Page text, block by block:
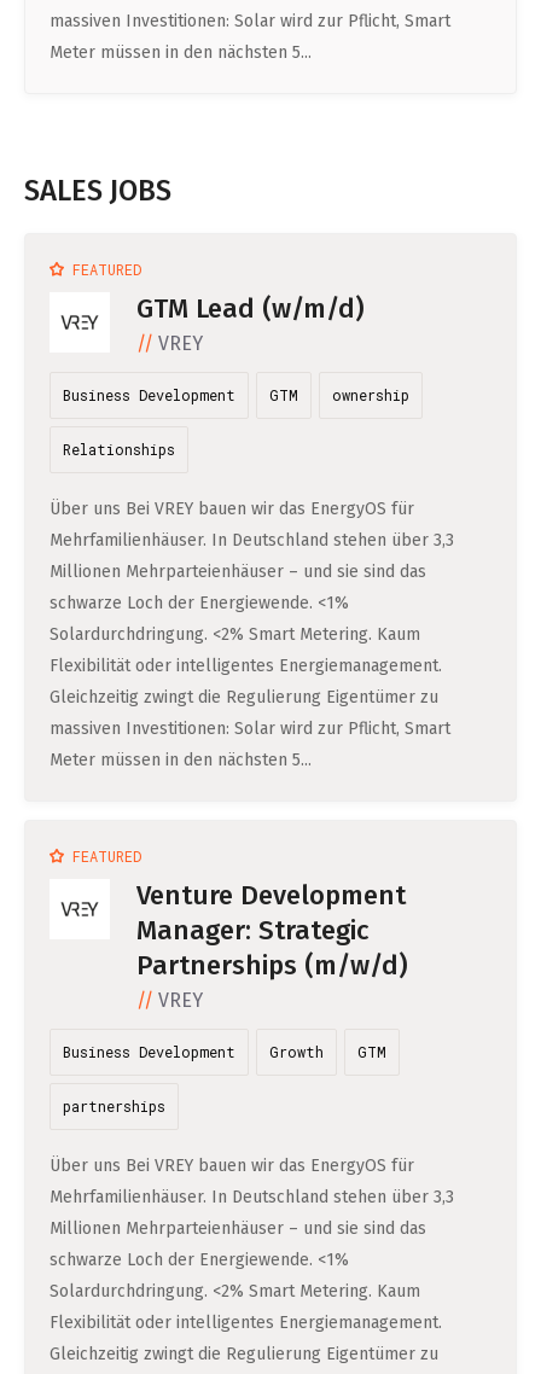
massiven Investitionen: Solar wird zur Pflicht, Smart
Meter müssen in den nächsten 5...
SALES JOBS
GTM Lead (w/m/d)
VREY
FEATURED
Business Development GTM ownership
Relationships
Über uns Bei VREY bauen wir das EnergyOS für
Mehrfamilienhäuser. In Deutschland stehen über 3,3
Millionen Mehrparteienhäuser – und sie sind das
schwarze Loch der Energiewende. <1%
Solardurchdringung. <2% Smart Metering. Kaum
Flexibilität oder intelligentes Energiemanagement.
Gleichzeitig zwingt die Regulierung Eigentümer zu
massiven Investitionen: Solar wird zur Pflicht, Smart
Meter müssen in den nächsten 5...
Venture Development
Manager: Strategic
Partnerships (m/w/d)
VREY
FEATURED
Business Development Growth GTM
partnerships
Über uns Bei VREY bauen wir das EnergyOS für
Mehrfamilienhäuser. In Deutschland stehen über 3,3
Millionen Mehrparteienhäuser – und sie sind das
schwarze Loch der Energiewende. <1%
Solardurchdringung. <2% Smart Metering. Kaum
Flexibilität oder intelligentes Energiemanagement.
Gleichzeitig zwingt die Regulierung Eigentümer zu